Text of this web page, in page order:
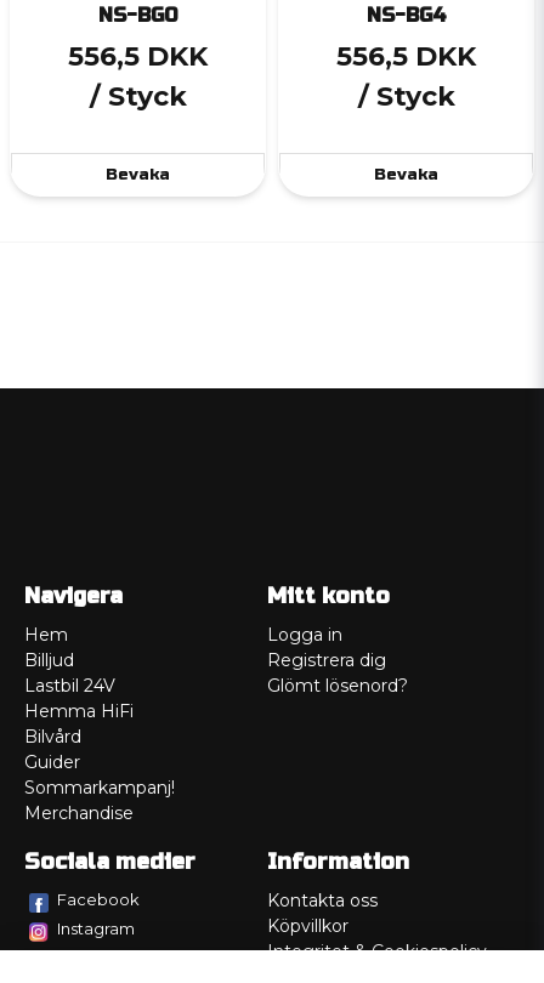
NS-BG0
556,5 DKK
/ Styck
Bevaka
NS-BG4
556,5 DKK
/ Styck
Bevaka
Navigera
Hem
Billjud
Lastbil 24V
Hemma HiFi
Bilvård
Guider
Sommarkampanj!
Merchandise
Mitt konto
Logga in
Registrera dig
Glömt lösenord?
Sociala medier
Facebook
Instagram
Information
Kontakta oss
Köpvillkor
Integritet & Cookiespolicy